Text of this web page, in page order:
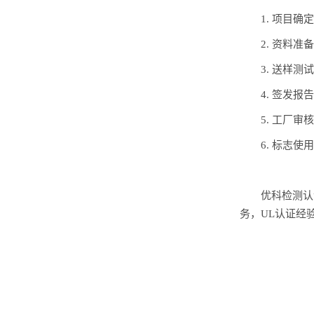
1. 项目确
2. 资料准
3. 送样测
4. 签发报
5. 工厂审
6. 标志使
优科检测
务，UL认证经